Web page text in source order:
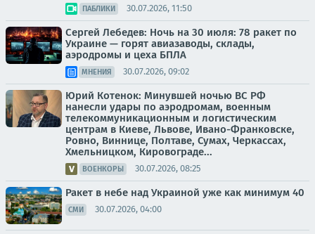
ПАБЛИКИ 30.07.2026, 11:50
Сергей Лебедев: Ночь на 30 июля: 78 ракет по
Украине — горят авиазаводы, склады,
аэродромы и цеха БПЛА
МНЕНИЯ 30.07.2026, 09:02
Юрий Котенок: Минувшей ночью ВС РФ
нанесли удары по аэродромам, военным
телекоммуникационным и логистическим
центрам в Киеве, Львове, Ивано-Франковске,
Ровно, Виннице, Полтаве, Сумах, Черкассах,
Хмельницком, Кировограде...
ВОЕНКОРЫ 30.07.2026, 08:25
Ракет в небе над Украиной уже как минимум 40
СМИ 30.07.2026, 04:00